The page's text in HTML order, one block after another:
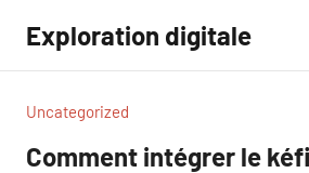
contenu
Exploration digitale
Uncategorized
Comment intégrer le